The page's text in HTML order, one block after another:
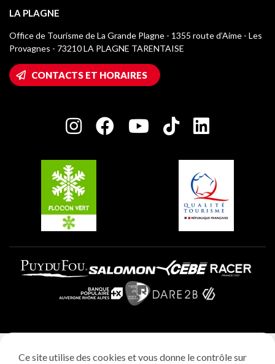
Taxe de séjour
Médiathèque
Logos La Plagne
Accès Wifi
Maison des Propriétaires
Charte des Acteurs Engagés
Champagny-en-Vanoise
Montchavin - Les Coches
Plagne 1800
Plagne Villages
Plagne Aime 2000
LA PLAGNE
Office de Tourisme de La Grande Plagne - 1355 route d’Aime - Les
Provagnes - 73210 LA PLAGNE TARENTAISE
CONTACTS ET HORAIRES
Ce site utilise des cookies et vous donne le contrôle sur